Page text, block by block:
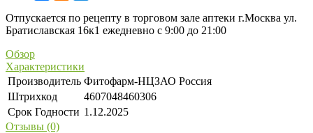
Отпускается по рецепту в торговом зале аптеки г.Москва ул.
Братиславская 16к1 ежедневно с 9:00 до 21:00
Обзор
Характеристики
Производитель Фитофарм-НЦЗАО Россия
Штрихкод
4607048460306
Срок Годности 1.12.2025
Отзывы (0)